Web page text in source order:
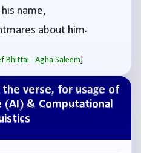
the verse, for usage of
(AI) & Computational
name,
about him.
Bhittai - Agha Saleem